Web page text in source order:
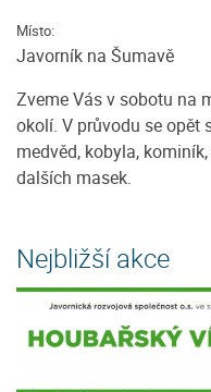
Místo:
Javorník na Šumavě
Zveme Vás v sobotu na
okolí. V průvodu se opět
medvěd, kobyla,
dalších masek.
Nejbližší akce